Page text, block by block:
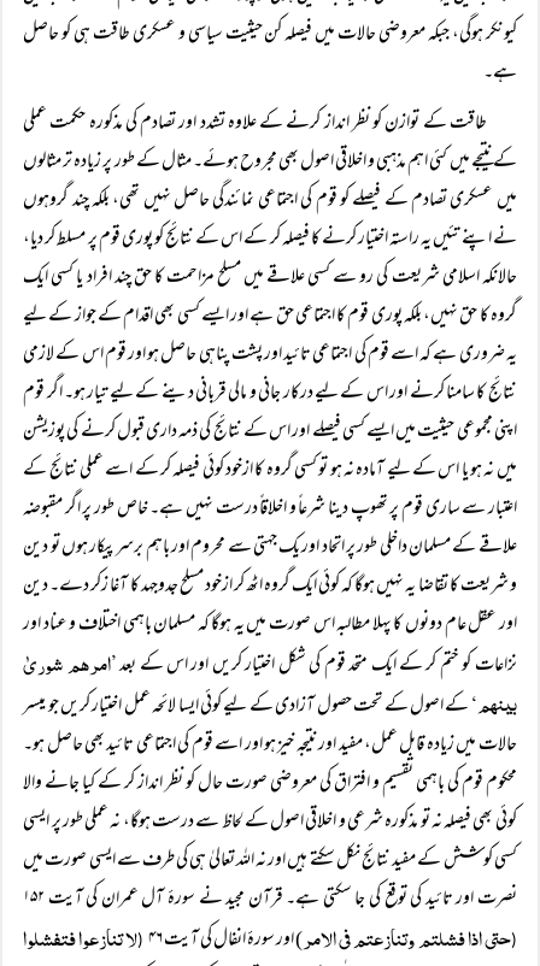
کیونکر ہوگی، جبکہ معروضی حالات میں فیصلہ کن حیثیت سیاسی و عسکری طاقت ہی کو حاصل
ہے۔
طاقت کے توازن کو نظر انداز کرنے کے علاوہ تشدد اور تصادم کی مذکورہ حکمت عملی
کے نتیجے میں کئی اہم مذہبی و اخلاقی اصول بھی مجروح ہوئے۔ مثال کے طور پر زیادہ تر مثالوں
میں عسکری تصادم کے فیصلے کو قوم کی اجتماعی نمائندگی حاصل نہیں تھی، بلکہ چند گروہوں
نے اپنے تئیں یہ راستہ اختیار کرنے کا فیصلہ کر کے اس کے نتائج کو پوری قوم پر مسلط کر دیا،
حالانکہ اسلامی شریعت کی رو سے کسی علاقے میں مسلح مزاحمت کا حق چند افراد یا کسی ایک
گروہ کا حق نہیں، بلکہ پوری قوم کا اجتماعی حق ہے اور ایسے کسی بھی اقدام کے جواز کے لیے
یہ ضروری ہے کہ اسے قوم کی اجتماعی تائید اور پشت پناہی حاصل ہو اور قوم اس کے لازمی
نتائج کا سامنا کرنے اور اس کے لیے درکار جانی و مالی قربانی دینے کے لیے تیار ہو۔ اگر قوم
اپنی مجموعی حیثیت میں ایسے کسی فیصلے اور اس کے نتائج کی ذمہ داری قبول کرنے کی پوزیشن
میں نہ ہو یا اس کے لیے آمادہ نہ ہو تو کسی گروہ کا ازخود کوئی فیصلہ کر کے اسے عملی نتائج کے
اعتبار سے ساری قوم پر تھوپ دینا شرعاً و اخلاقاً درست نہیں ہے۔ خاص طور پر اگر مقبوضہ
علاقے کے مسلمان داخلی طور پر اتحاد اور یک جہتی سے محروم اور باہم برسرپیکار ہوں تو دین
و شریعت کا تقاضا یہ نہیں ہوگا کہ کوئی ایک گروہ اٹھ کر ازخود مسلح جدوجہد کا آغا زکر دے۔ دین
اور عقل عام دونوں کا پہلا مطالبہ اس صورت میں یہ ہوگا کہ مسلمان باہمی اختلاف و عناد اور
نزاعات کو ختم کر کے ایک متحد قوم کی شکل اختیار کریں اور اس کے بعد’امرھم شوریٰ
بینھم‘کے اصول کے تحت حصول آزادی کے لیے کوئی ایسا لائحہ عمل اختیار کریں جو میسر
حالات میں زیادہ قابل عمل، مفید اور نتیجہ خیز ہو اور اسے قوم کی اجتماعی تائید بھی حاصل ہو۔
محکوم قوم کی باہمی تقسیم و افتراق کی معروضی صورت حال کو نظر انداز کر کے کیا جانے والا
کوئی بھی فیصلہ نہ تو مذکورہ شرعی و اخلاقی اصول کے لحاظ سے درست ہوگا، نہ عملی طور پر ایسی
کسی کوشش کے مفید نتائج نکل سکتے ہیں اور نہ اللہ تعالیٰ ہی کی طرف سے ایسی صورت میں
نصرت اور تائید کی توقع کی جا سکتی ہے۔ قرآن مجید نے سورۂ آل عمران کی آیت ۱۵۲
(حتی اذا فشلتم وتنازعتم فی الامر) اور سورۂ انفال کی آیت ۴۶ (لا تنازعوا فتفشلوا